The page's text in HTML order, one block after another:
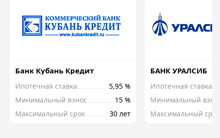
Банк Кубань Кредит
Ипотечная ставка
5,95 %
Минимальный взнос
15 %
Максимальный срок
30 лет
БАНК УРАЛСИБ
Ипотечная ставка
Минимальный
Максимальный срок